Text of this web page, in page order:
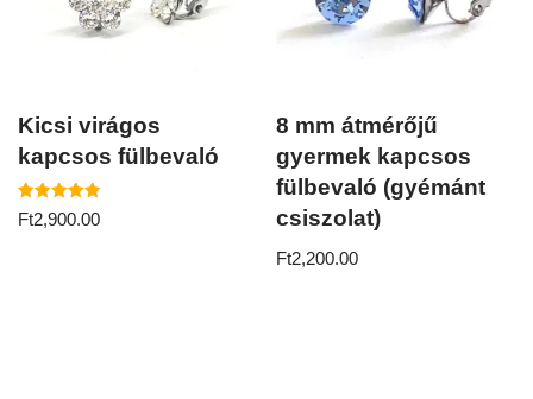
Kicsi virágos
kapcsos fülbevaló
Értékelés:
5.00
Ft2,900.00
8 mm átmérőjű
gyermek kapcsos
fülbevaló (gyémánt
csiszolat)
Ft2,200.00